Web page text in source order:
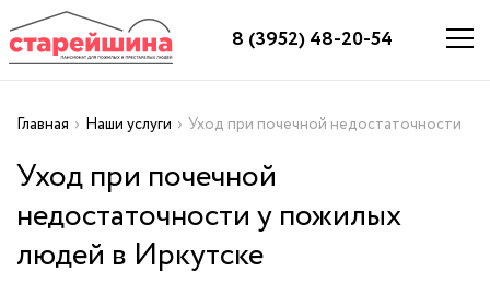
8 (3952) 48-20-54
Главная › Наши услуги › Уход при почечной недостаточности
Уход при почечной
недостаточности у пожилых
людей в Иркутске